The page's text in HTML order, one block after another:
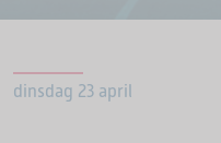
dinsdag 23 april